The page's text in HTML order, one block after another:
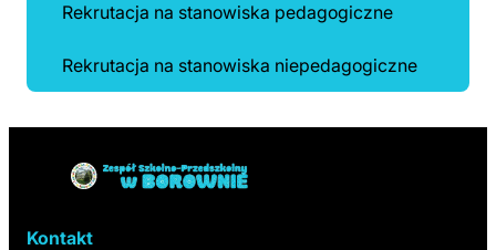
Rekrutacja na stanowiska pedagogiczne
Rekrutacja na stanowiska niepedagogiczne
Kontakt